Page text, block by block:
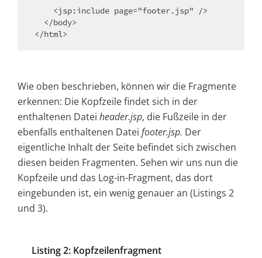
</html>
Wie oben beschrieben, können wir die Fragmente
erkennen: Die Kopfzeile findet sich in der
enthaltenen Datei header.jsp, die Fußzeile in der
ebenfalls enthaltenen Datei footer.jsp. Der
eigentliche Inhalt der Seite befindet sich zwischen
diesen beiden Fragmenten. Sehen wir uns nun die
Kopfzeile und das Log-in-Fragment, das dort
eingebunden ist, ein wenig genauer an (Listings 2
und 3).
Listing 2: Kopfzeilenfragment